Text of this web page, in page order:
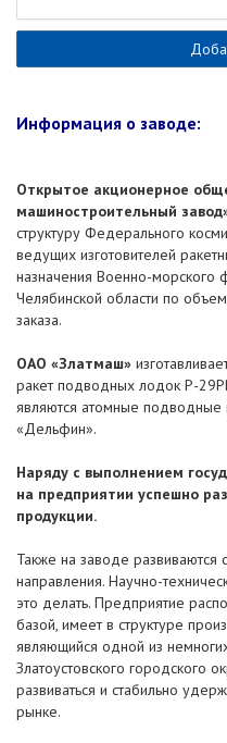
Информация о заводе:
Открытое акционерное
машиностроительный
структуру Федерального
ведущих изготовителей
назначения Военно-
Челябинской области по
заказа.
ОАО «Златмаш»
ракет подводных лодок Р-
являются атомные
«Дельфин».
Наряду с выполнением
на предприятии успешно
продукции.
Также на заводе
направления. Научно-
это делать. Предприятие
базой, имеет в структуре
являющийся одной из
Златоустовского городского
развиваться и стабильно
рынке.